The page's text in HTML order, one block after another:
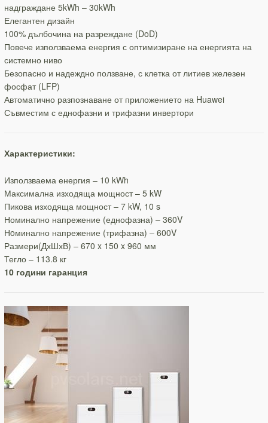
надграждане 5kWh – 30kWh
Елегантен дизайн
100% дълбочина на разреждане (DoD)
Повече използваема енергия с оптимизиране на енергията на
системно ниво
Безопасно и надеждно ползване, с клетка от литиев железен
фосфат (LFP)
Автоматично разпознаване от приложението на Huawei
Съвместим с еднофазни и трифазни инвертори
Характеристики:
Използваема енергия – 10 kWh
Максимална изходяща мощност – 5 kW
Пикова изходяща мощност – 7 kW, 10 s
Номинално напрежение (еднофазна) – 360V
Нoминално напрежение (трифазна) – 600V
Размери(ДхШхВ) – 670 x 150 x 960 мм
Тегло – 113.8 кг
10 години гаранция